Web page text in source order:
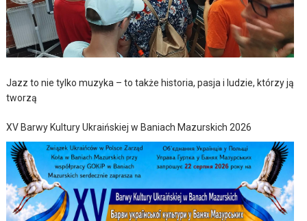
Jazz to nie tylko muzyka – to także historia, pasja i ludzie, którzy ją
tworzą
XV Barwy Kultury Ukraińskiej w Baniach Mazurskich 2026